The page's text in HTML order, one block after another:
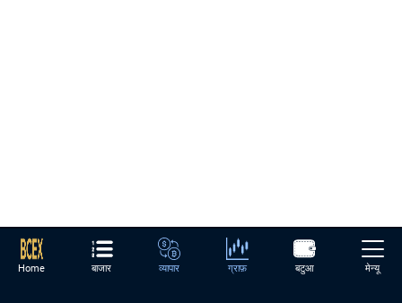
Home बाजार व्यापार ग्राफ़ बटुआ मेन्यू